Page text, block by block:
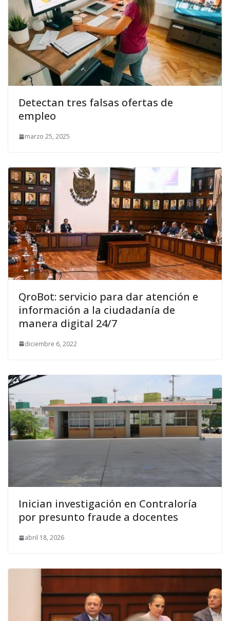
Detectan tres falsas ofertas de
empleo
marzo 25, 2025
QroBot: servicio para dar atención e
información a la ciudadanía de
manera digital 24/7
diciembre 6, 2022
Inician investigación en Contraloría
por presunto fraude a docentes
abril 18, 2026